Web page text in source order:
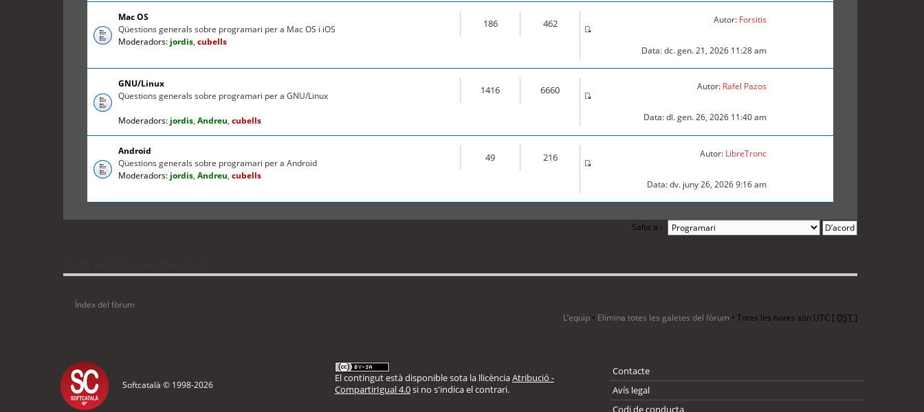
Mac OS
Qüestions generals sobre programari per a Mac OS i iOS
Moderadors: jordis, cubells
186 462 Autor: Forsitis
Data: dc. gen. 21, 2026 11:28 am
GNU/Linux
Qüestions generals sobre programari per a GNU/Linux
Moderadors: jordis, Andreu, cubells
1416 6660 Autor: Rafel Pazos
Data: dl. gen. 26, 2026 11:40 am
Android
Qüestions generals sobre programari per a Android
Moderadors: jordis, Andreu, cubells
49 216 Autor: LibreTronc
Data: dv. juny 26, 2026 9:16 am
Salta a :
Índex del fòrum
L’equip • Elimina totes les galetes del fòrum • Totes les hores són UTC [ DST]
Softcatalà © 1998-2026
El contingut està disponible sota la llicènciaAtribució -
CompartirIgual 4.0si no s'indica el contrari.
Contacte
Avís legal
Codi de conducta